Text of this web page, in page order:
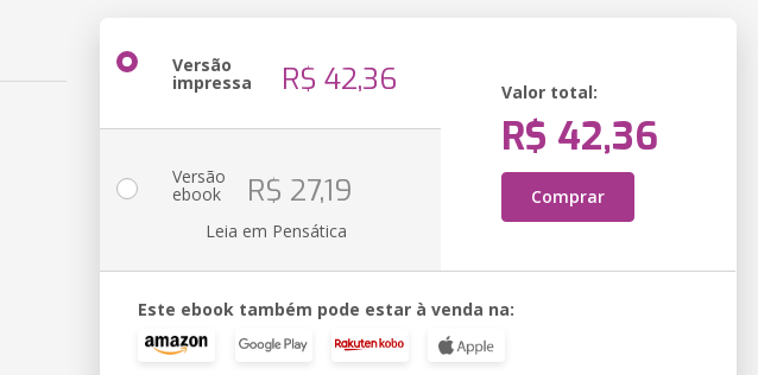
Versão
impressa R$ 42,36 Valor total:
R$ 42,36
Comprar
Versão
ebook R$ 27,19
Leia em Pensática
Este ebook também pode estar à venda na: